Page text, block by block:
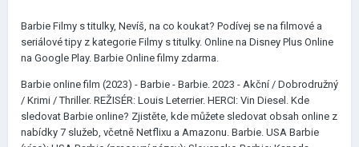
Barbie Filmy s titulky, Nevíš, na co koukat? Podívej se na filmové a
seriálové tipy z kategorie Filmy s titulky. Online na Disney Plus Online
na Google Play. Barbie Online filmy zdarma.
Barbie online film (2023) - Barbie - Barbie. 2023 - Akční / Dobrodružný
/ Krimi / Thriller. REŽISÉR: Louis Leterrier. HERCI: Vin Diesel. Kde
sledovat Barbie online? Zjistěte, kde můžete sledovat obsah online z
nabídky 7 služeb, včetně Netflixu a Amazonu. Barbie. USA Barbie